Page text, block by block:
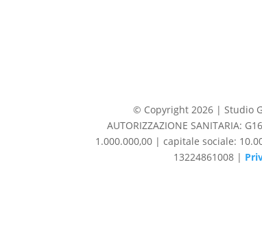
© Copyright 2026 | Studio
AUTORIZZAZIONE SANITARIA:
1.000.000,00 | capitale sociale:
13224861008 |